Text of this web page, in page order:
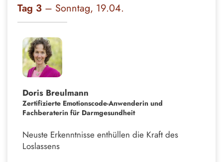
Tag 3 – Sonntag, 19.04.
Doris Breulmann
Zertifizierte Emotionscode-Anwenderin und
Fachberaterin für Darmgesundheit
Neuste Erkenntnisse enthüllen die Kraft des
Loslassens